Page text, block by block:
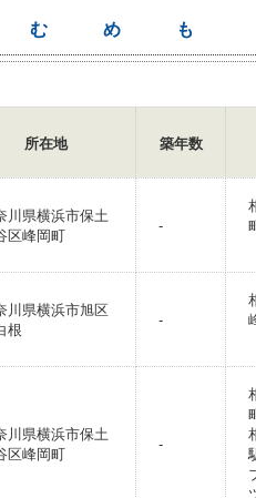
む め も
所在地 築年数
川県横浜市保土
区峰岡町
-
川県横浜市旭区
根
-
川県横浜市保土
区峰岡町
-